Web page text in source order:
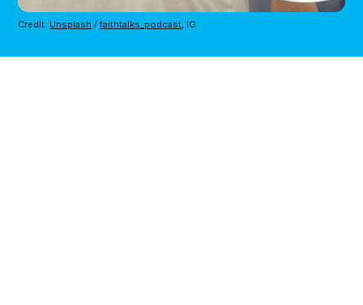
Credit: Unsplash / faithtalks_podcast , IG